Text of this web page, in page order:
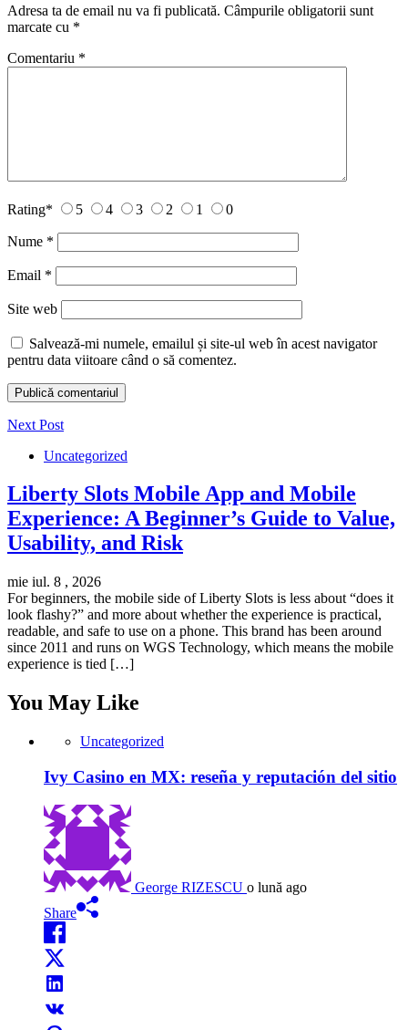
Adresa ta de email nu va fi publicată. Câmpurile obligatorii sunt
marcate cu *
Comentariu *
Rating* 5 4 3 2 1 0
Nume *
Email *
Site web
Salvează-mi numele, emailul și site-ul web în acest navigator
pentru data viitoare când o să comentez.
Next Post
Uncategorized
Liberty Slots Mobile App and Mobile
Experience: A Beginner’s Guide to Value,
Usability, and Risk
mie iul. 8 , 2026
For beginners, the mobile side of Liberty Slots is less about “does it
look flashy?” and more about whether the experience is practical,
readable, and safe to use on a phone. This brand has been around
since 2011 and runs on WGS Technology, which means the mobile
experience is tied […]
You May Like
Uncategorized
Ivy Casino en MX: reseña y reputación del sitio
George RIZESCU o lună ago
Share